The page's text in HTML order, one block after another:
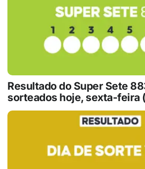
Resultado do Super Sete
sorteados hoje, sexta-feira